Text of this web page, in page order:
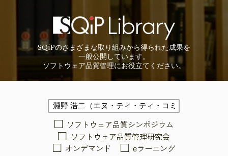
SQiPのさまざまな取り組みから得られた成果を
一般公開しています。
ソフトウェア品質管理にお役立てください。
ソフトウェア品質シンポジウム
ソフトウェア品質管理研究会
オンデマンド
eラーニング